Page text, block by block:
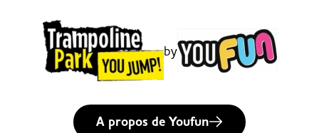
by
A propos de Youfun